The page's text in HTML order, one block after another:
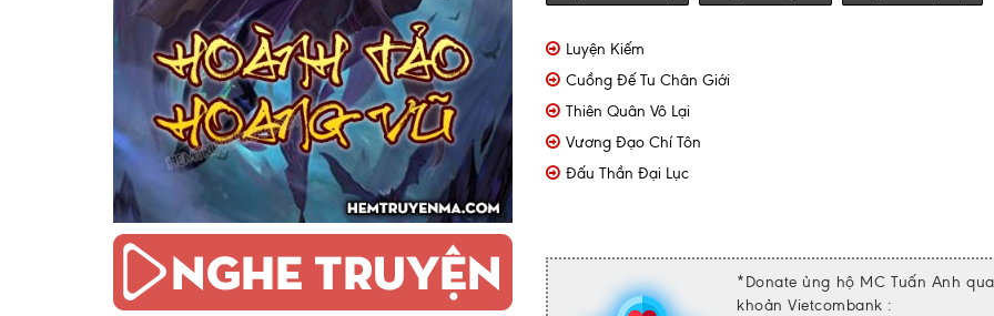
Luyện Kiếm
Cuồng Đế Tu Chân Giới
Thiên Quân Vô Lại
Vương Đạo Chí Tôn
Đấu Thần Đại Lục
*Donate ủng hộ MC Tuấn Anh
khoản Vietcombank :